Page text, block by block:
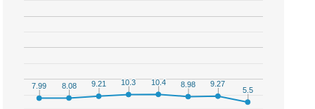
7.99
7.99 8.08
8.08 9.21
9.21 10.3
10.3 10.4
10.4 8.98
8.98 9.27
9.27
5.5
5.5